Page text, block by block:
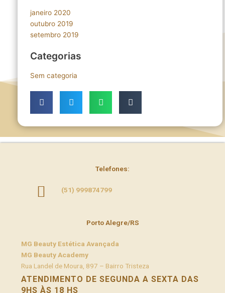
janeiro 2020
outubro 2019
setembro 2019
Categorias
Sem categoria
Telefones:
(51) 999874799
Porto Alegre/RS
MG Beauty Estética Avançada
MG Beauty Academy
Rua Landel de Moura, 897 – Bairro Tristeza
ATENDIMENTO DE SEGUNDA A SEXTA DAS
9HS ÀS 18 HS